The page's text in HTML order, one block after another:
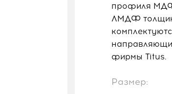
профиля МДФ
ЛМДФ
фирмы Titus.
Размер: